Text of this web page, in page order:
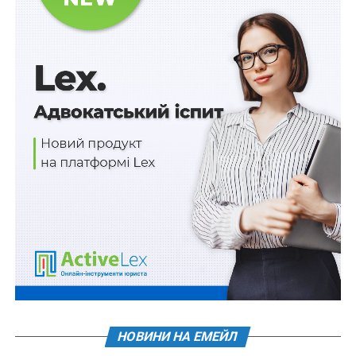
Схожі статті:
сільськогосподарського і лісогосподарського
транспорту запрацюють з 2028 р.
Відновлено роботу «Професійних закупівель»
Метро Києва сформувало 97% збитків
комунального транспорту у 2025 р.
Оновлено Техрегламенти безпеки залізничного
Звільнених з полону обстежуватимуть у
центрах реінтеграції для документування
катувань
МІНІСТЕРСТВО ВНУТРІШНІХ СПРАВ УКРАЇНИ
НОВИНИ НА ЕМЕЙЛ